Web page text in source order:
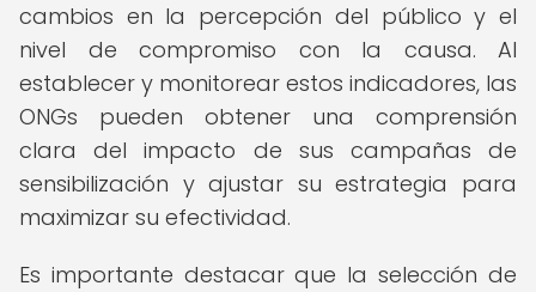
cambios en la percepción del público y el
nivel de compromiso con la causa. Al
establecer y monitorear estos indicadores, las
ONGs pueden obtener una comprensión
clara del impacto de sus campañas de
sensibilización y ajustar su estrategia para
maximizar su efectividad.
Es importante destacar que la selección de